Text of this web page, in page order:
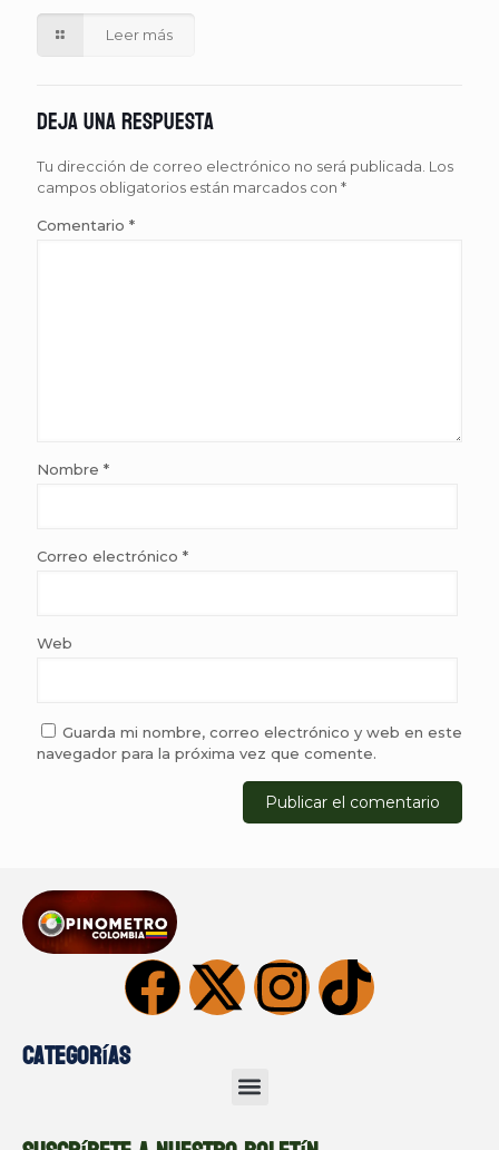
Leer más
Deja una respuesta
Tu dirección de correo electrónico no será publicada. Los
campos obligatorios están marcados con *
Comentario *
Nombre *
Correo electrónico *
Web
Guarda mi nombre, correo electrónico y web en este
navegador para la próxima vez que comente.
Categorías